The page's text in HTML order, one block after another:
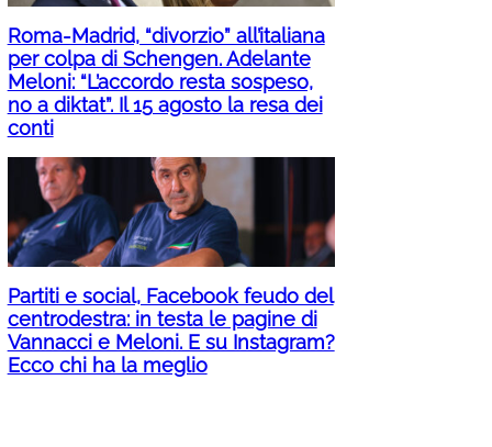
Roma-Madrid, “divorzio” all’italiana
per colpa di Schengen. Adelante
Meloni: “L’accordo resta sospeso,
no a diktat”. Il 15 agosto la resa dei
conti
Partiti e social, Facebook feudo del
centrodestra: in testa le pagine di
Vannacci e Meloni. E su Instagram?
Ecco chi ha la meglio